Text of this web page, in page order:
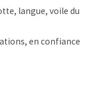
langue, voile du
en confiance